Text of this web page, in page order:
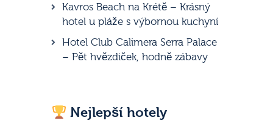
Kavros Beach na Krétě – Krásný
hotel u pláže s výbornou kuchyní
Hotel Club Calimera Serra Palace
– Pět hvězdiček, hodně zábavy
Nejlepší hotely